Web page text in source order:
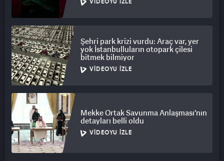
VIDEOYU İZLE
Şehri park krizi vurdu: Araç var, yer
yok İstanbulluların otopark çilesi
bitmek bilmiyor
VIDEOYU İZLE
Mekke Ortak Savunma Anlaşması'nın
detayları belli oldu
VIDEOYU İZLE